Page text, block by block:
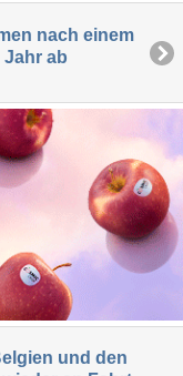
nach einem
ab
und den